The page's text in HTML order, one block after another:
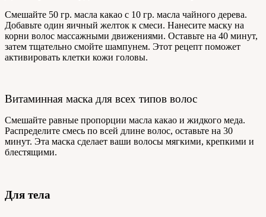
Смешайте 50 гр. масла какао с 10 гр. масла чайного дерева.
Добавьте один яичный желток к смеси. Нанесите маску на
корни волос массажными движениями. Оставьте на 40 минут,
затем тщательно смойте шампунем. Этот рецепт поможет
активировать клетки кожи головы.
Витаминная маска для всех типов волос
Смешайте равные пропорции масла какао и жидкого меда.
Распределите смесь по всей длине волос, оставьте на 30
минут. Эта маска сделает ваши волосы мягкими, крепкими и
блестящими.
Для тела